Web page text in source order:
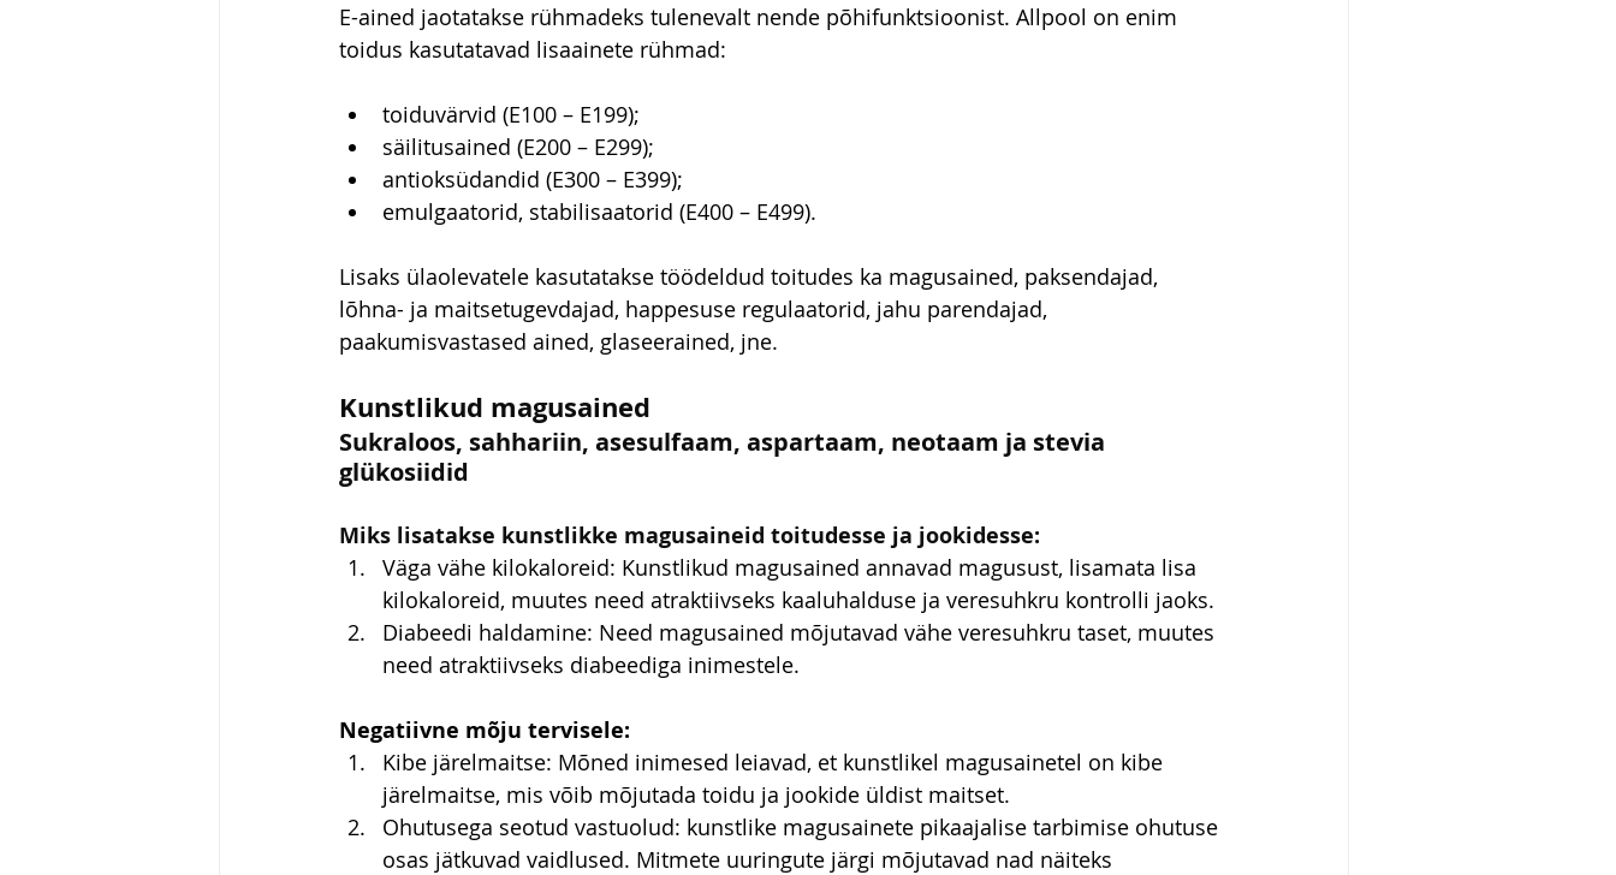
E-ained jaotatakse rühmadeks tulenevalt nende põhifunktsioonist. Allpool on enim
toidus kasutatavad lisaainete rühmad:
toiduvärvid (E100 – E199);
säilitusained (E200 – E299);
antioksüdandid (E300 – E399);
emulgaatorid, stabilisaatorid (E400 – E499).
Lisaks ülaolevatele kasutatakse töödeldud toitudes ka magusained, paksendajad,
lõhna- ja maitsetugevdajad, happesuse regulaatorid, jahu parendajad,
paakumisvastased ained, glaseerained, jne.
Kunstlikud magusained
Sukraloos, sahhariin, asesulfaam, aspartaam, neotaam ja stevia
glükosiidid
Miks lisatakse kunstlikke magusaineid toitudesse ja jookidesse:
Väga vähe kilokaloreid: Kunstlikud magusained annavad magusust, lisamata lisa
kilokaloreid, muutes need atraktiivseks kaaluhalduse ja veresuhkru kontrolli jaoks.
Diabeedi haldamine: Need magusained mõjutavad vähe veresuhkru taset, muutes
need atraktiivseks diabeediga inimestele.
Negatiivne mõju tervisele:
Kibe järelmaitse: Mõned inimesed leiavad, et kunstlikel magusainetel on kibe
järelmaitse, mis võib mõjutada toidu ja jookide üldist maitset.
Ohutusega seotud vastuolud: kunstlike magusainete pikaajalise tarbimise ohutuse
osas jätkuvad vaidlused. Mitmete uuringute järgi mõjutavad nad näiteks